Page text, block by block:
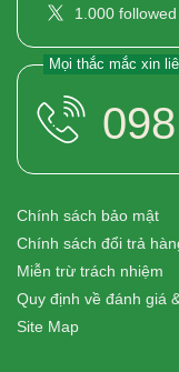
1.000 followed
Mọi thắc mắc xin
Chính sách bảo mật
Chính sách đổi trả
Miễn trừ trách nhiệm
Quy định về đánh giá
Site Map